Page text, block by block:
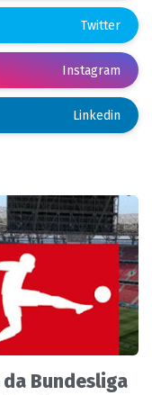
Twitter
Instagram
Linkedin
Bundesliga